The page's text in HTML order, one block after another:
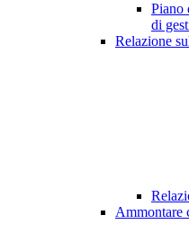
Piano
di
Relazione
Ammontare